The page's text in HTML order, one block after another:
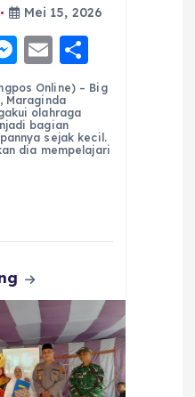
Mei 15, 2026
M
e
ss
e
n
E
m
ai
l
h
re
Online) – Big
Maraginda
olahraga
bagian
sejak kecil.
dia mempelajari